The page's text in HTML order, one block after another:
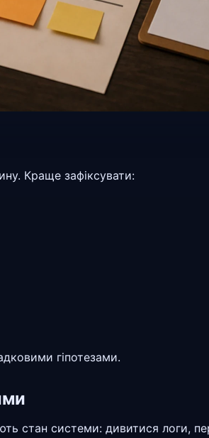
Краще зафіксувати:
гіпотезами.
стан системи: дивитися логи,